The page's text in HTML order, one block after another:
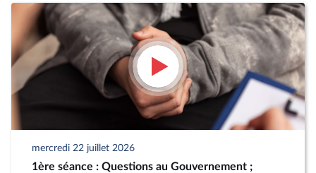
mercredi 22 juillet 2026
1ère séance : Questions au Gouvernement ;